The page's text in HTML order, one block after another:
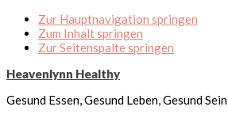
Zur Hauptnavigation springen
Zum Inhalt springen
Zur Seitenspalte springen
Heavenlynn Healthy
Gesund Essen, Gesund Leben, Gesund Sein